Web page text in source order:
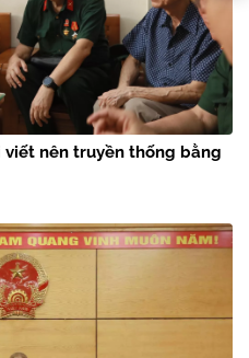
viết nên truyền thống bằng